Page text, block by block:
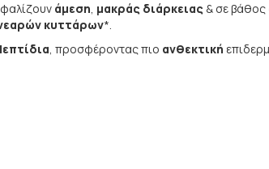
άμεση, μακράς διάρκειας & σε βάθος
κυττάρων*.
, προσφέροντας πιο ανθεκτική